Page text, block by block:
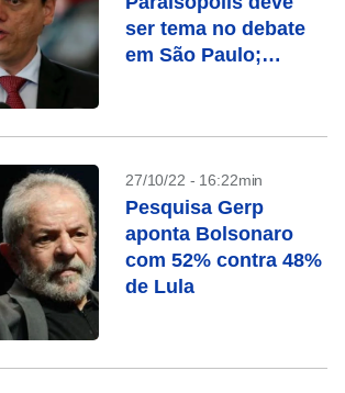
ser tema no debate
em São Paulo;
27/10/22 - 16:22min
Pesquisa Gerp
aponta Bolsonaro
com 52% contra 48%
de Lula